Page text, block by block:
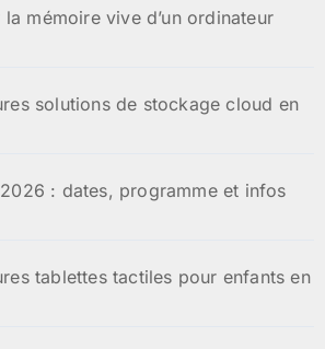
mémoire vive d’un ordinateur
solutions de stockage cloud en
: dates, programme et infos
tablettes tactiles pour enfants en